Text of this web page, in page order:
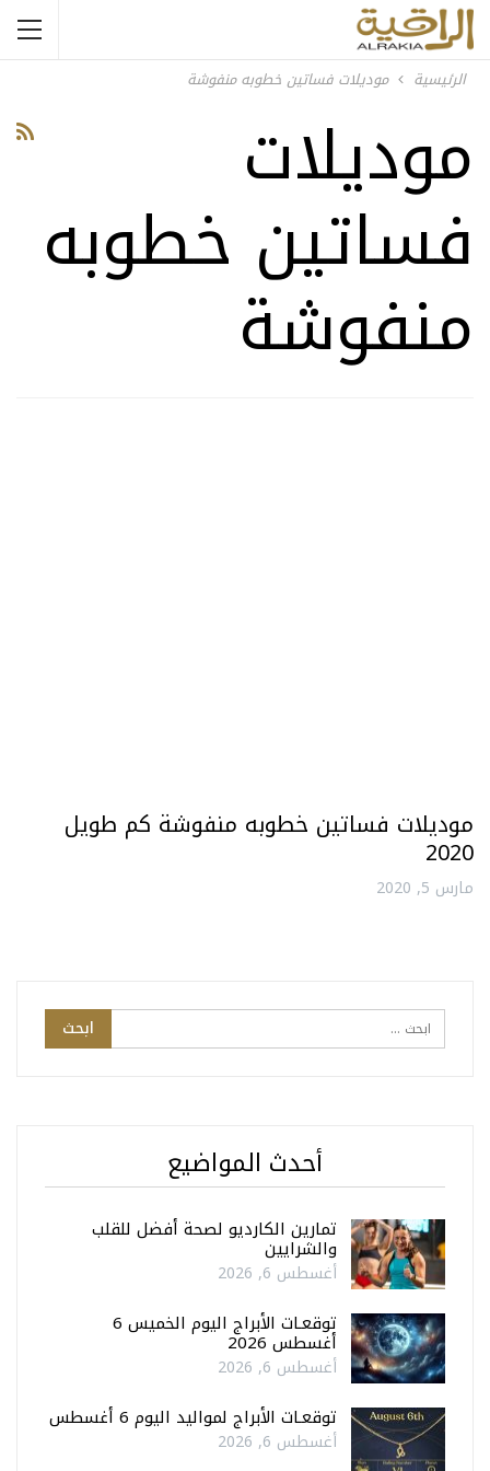
الرئيسية موديلات فساتين خطوبه منفوشة
موديلات
فساتين خطوبه
منفوشة
موديلات فساتين خطوبه منفوشة كم طويل
2020
مارس 5, 2020
أحدث المواضيع
تمارين الكارديو لصحة أفضل للقلب
والشرايين
أغسطس 6, 2026
توقعـات الأبراج اليوم الخميس 6
أغسطس 2026
أغسطس 6, 2026
توقعـات الأبراج لمواليد اليوم 6 أغسطس
أغسطس 6, 2026